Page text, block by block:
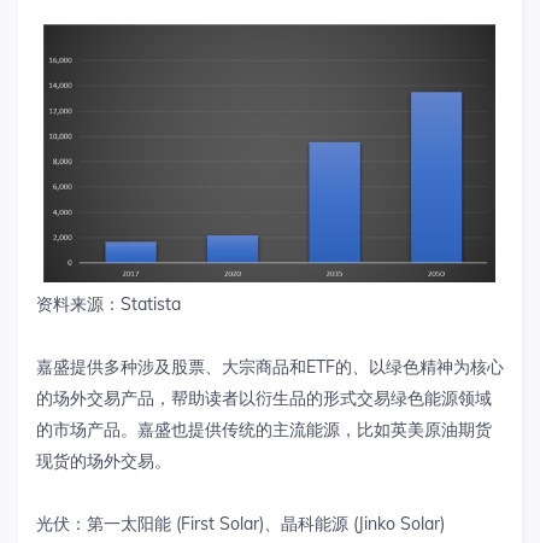
资料来源：Statista
嘉盛提供多种涉及股票、大宗商品和ETF的、以绿色精神为核心
的场外交易产品，帮助读者以衍生品的形式交易绿色能源领域
的市场产品。嘉盛也提供传统的主流能源，比如英美原油期货
现货的场外交易。
光伏：第一太阳能 (First Solar)、晶科能源 (Jinko Solar)